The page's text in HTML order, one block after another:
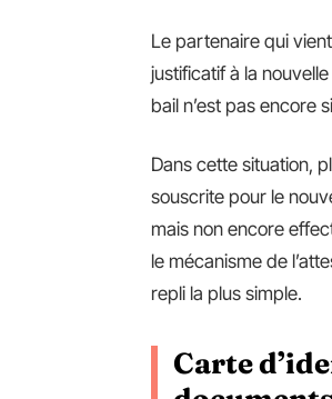
Le partenaire qui
justificatif à la
bail n’est pas encore
Dans cette situation,
souscrite pour le
mais non encore
le mécanisme de
repli la plus simple.
Carte